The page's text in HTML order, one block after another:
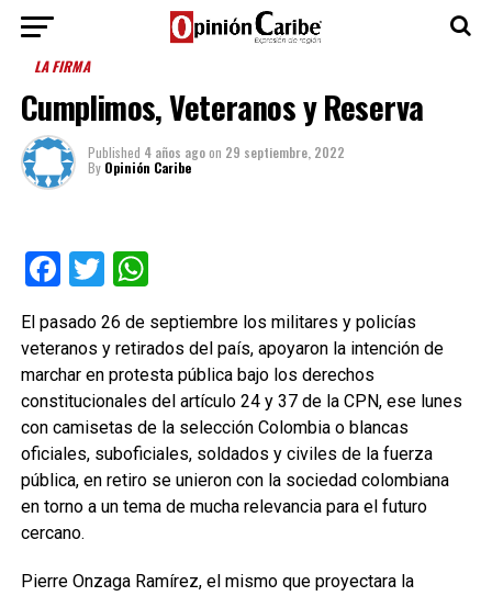
LA FIRMA
Cumplimos, Veteranos y Reserva
Published 4 años agoon 29 septiembre, 2022
By Opinión Caribe
Facebook
TwitterWhatsApp
El pasado 26 de septiembre los militares y policías
veteranos y retirados del país, apoyaron la intención de
marchar en protesta pública bajo los derechos
constitucionales del artículo 24 y 37 de la CPN, ese lunes
con camisetas de la selección Colombia o blancas
oficiales, suboficiales, soldados y civiles de la fuerza
pública, en retiro se unieron con la sociedad colombiana
en torno a un tema de mucha relevancia para el futuro
cercano.
Pierre Onzaga Ramírez, el mismo que proyectara la